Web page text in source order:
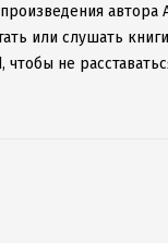
автора
или слушать
чтобы не